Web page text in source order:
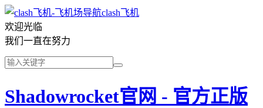
clash飞机
欢迎光临
我们一直在努力
Shadowrocket官网 - 官方正版